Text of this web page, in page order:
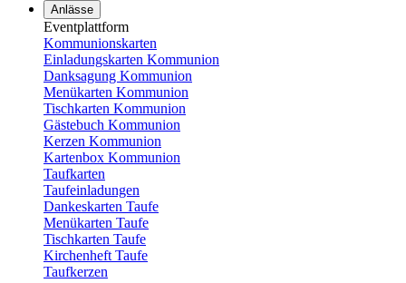
Anlässe
Eventplattform
Kommunionskarten
Einladungskarten Kommunion
Danksagung Kommunion
Menükarten Kommunion
Tischkarten Kommunion
Gästebuch Kommunion
Kerzen Kommunion
Kartenbox Kommunion
Taufkarten
Taufeinladungen
Dankeskarten Taufe
Menükarten Taufe
Tischkarten Taufe
Kirchenheft Taufe
Taufkerzen